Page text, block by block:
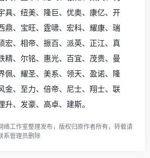
具、纽美、隆巨、优奥、康亿、开
鼎、宝旺、霆啸、宏科、耀康、瑞
宏、相帝、振百、派英、正江、真
精、尔铭、惠光、百宜、茂贵、曼
佩、耀圣、美系、领天、盈诺、隆
金、至力、倍帝、尼士、翔士、联
、发豪、高卓、建斯。
络工作室整理发布，版权归原作者所有，转载请
系管理员删除